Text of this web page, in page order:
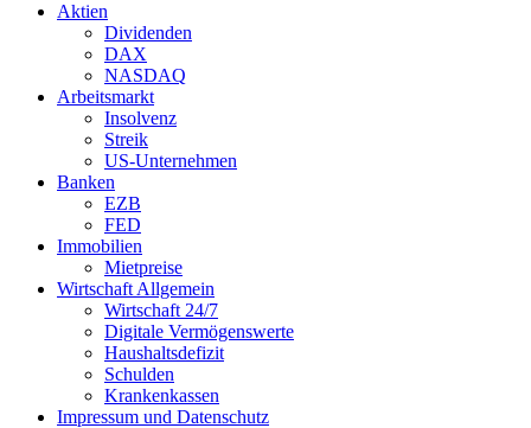
Aktien
Dividenden
DAX
NASDAQ
Arbeitsmarkt
Insolvenz
Streik
US-Unternehmen
Banken
EZB
FED
Immobilien
Mietpreise
Wirtschaft Allgemein
Wirtschaft 24/7
Digitale Vermögenswerte
Haushaltsdefizit
Schulden
Krankenkassen
Impressum und Datenschutz